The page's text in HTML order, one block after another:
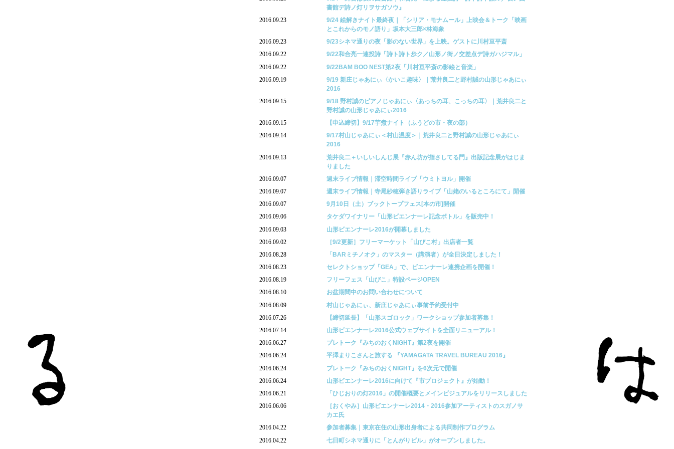
書館デ詩ノ灯リヲサガソウ』
2016.09.23
9/24 絵解きナイト最終夜｜「シリア・モナムール」上映会＆トーク「映画
とこれからのモノ語り」坂本大三郎×林海象
2016.09.23
9/23シネマ通りの夜「影のない世界」を上映。ゲストに川村亘平斎
2016.09.22
9/22和合亮一連投詩「詩ト詩ト歩ク／山形ノ街ノ交差点デ詩ガハジマル」
2016.09.22
9/22BAM BOO NEST第2夜「川村亘平斎の影絵と音楽」
2016.09.19
9/19 新庄じゃあにぃ〈かいこ趣味〉｜荒井良二と野村誠の山形じゃあにぃ
2016
2016.09.15
9/18 野村誠のピアノじゃあにぃ〈あっちの耳、こっちの耳〉｜荒井良二と
野村誠の山形じゃあにぃ2016
2016.09.15
【申込締切】9/17芋煮ナイト（ふうどの市・夜の部）
2016.09.14
9/17村山じゃあにぃ＜村山温度＞｜荒井良二と野村誠の山形じゃあにぃ
2016
2016.09.13
荒井良二＋いしいしんじ展『赤ん坊が指さしてる門』出版記念展がはじま
りました
2016.09.07
週末ライブ情報｜滞空時間ライブ「ウミトヨル」開催
2016.09.07
週末ライブ情報｜寺尾紗穂弾き語りライブ「山姥のいるところにて」開催
2016.09.07
9月10日（土）ブックトープフェス[本の市]開催
2016.09.06
タケダワイナリー「山形ビエンナーレ記念ボトル」を販売中！
2016.09.03
山形ビエンナーレ2016が開幕しました
2016.09.02
［9/2更新］フリーマーケット「山びこ村」出店者一覧
2016.08.28
「BARミチノオク」のマスター（講演者）が全日決定しました！
2016.08.23
セレクトショップ「GEA」で、ビエンナーレ連携企画を開催！
2016.08.19
フリーフェス「山びこ」特設ページOPEN
2016.08.10
お盆期間中のお問い合わせについて
2016.08.09
村山じゃあにぃ、新庄じゃあにぃ事前予約受付中
2016.07.26
【締切延長】「山形スゴロック」ワークショップ参加者募集！
2016.07.14
山形ビエンナーレ2016公式ウェブサイトを全面リニューアル！
2016.06.27
プレトーク『みちのおくNIGHT』第2夜を開催
2016.06.24
平澤まりこさんと旅する 『YAMAGATA TRAVEL BUREAU 2016』
2016.06.24
プレトーク『みちのおくNIGHT』を6次元で開催
2016.06.24
山形ビエンナーレ2016に向けて『市プロジェクト』が始動！
2016.06.21
「ひじおりの灯2016」の開催概要とメインビジュアルをリリースしました
2016.06.06
［おくやみ］山形ビエンナーレ2014・2016参加アーティストのスガノサ
カエ氏
2016.04.22
参加者募集｜東京在住の山形出身者による共同制作プログラム
2016.04.22
七日町シネマ通りに「とんがりビル」がオープンしました。